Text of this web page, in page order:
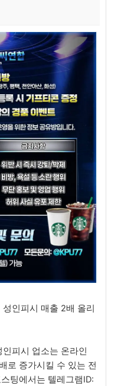
인피시 매출 2배 올리
피시 업소는 온라인
로 증가시킬 수 있는 전
팅에서는 텔레그램ID: